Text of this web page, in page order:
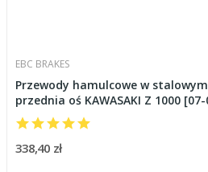
EBC BRAKES
Przewody hamulcowe w stalowym
przednia oś KAWASAKI Z 1000
338,40 zł